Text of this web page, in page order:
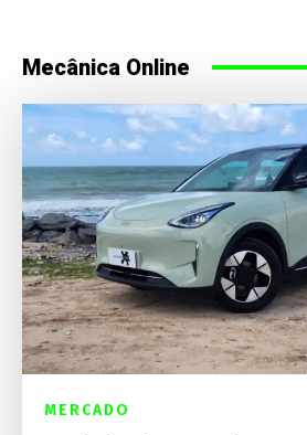
Mecânica Online
MERCADO